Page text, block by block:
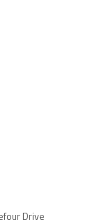
Drive